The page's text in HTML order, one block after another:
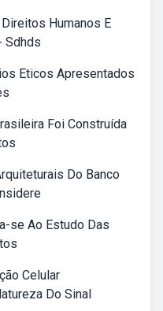
Humanos E
Sdhds
Eticos Apresentados
Foi Construída
Do Banco
se Ao Estudo Das
Celular
Do Sinal